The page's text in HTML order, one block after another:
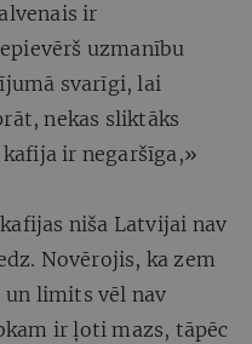
ir
uzmanību
svarīgi, lai
nekas sliktāks
ir negaršīga,»
niša Latvijai nav
Novērojis, ka zem
un limits vēl nav
ir ļoti mazs, tāpēc